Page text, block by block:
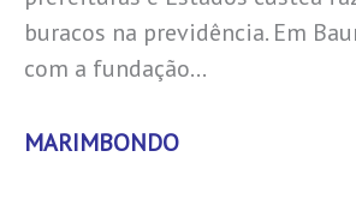
buracos na previdência. Em
com a fundação…
MARIMBONDO